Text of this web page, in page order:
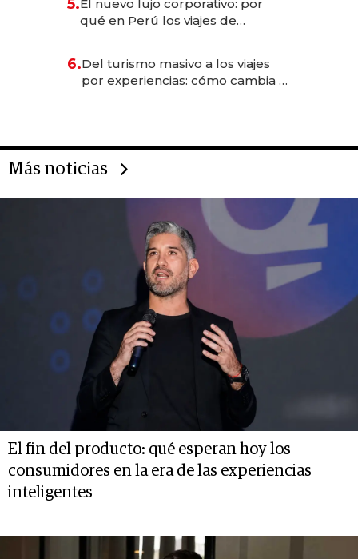
Fénix
5.El nuevo lujo corporativo: por
qué en Perú los viajes de
transformadoras
6.Del turismo masivo a los viajes
por experiencias: cómo cambia el
Más noticias
El fin del producto: qué esperan hoy los
consumidores en la era de las experiencias
inteligentes